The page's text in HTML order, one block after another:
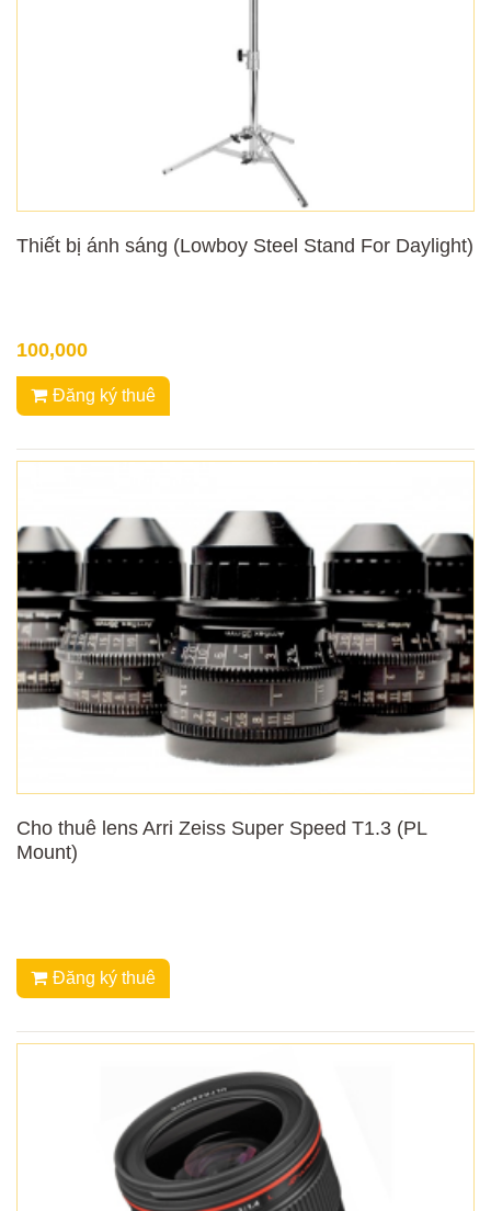
Thiết bị ánh sáng (Lowboy Steel Stand For Daylight)
100,000
Đăng ký thuê
Cho thuê lens Arri Zeiss Super Speed T1.3 (PL
Mount)
Đăng ký thuê